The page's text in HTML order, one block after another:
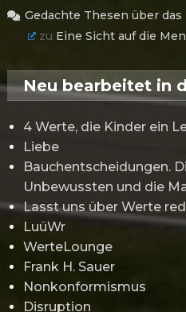
Gedachte Thesen über das
zu Eine Sicht auf die
Neu bearbeitet in
4 Werte, die Kinder ein
Liebe
Bauchentscheidungen.
Unbewussten und die
Lasst uns über Werte
LuüWr
WerteLounge
Frank H. Sauer
Nonkonformismus
Disruption